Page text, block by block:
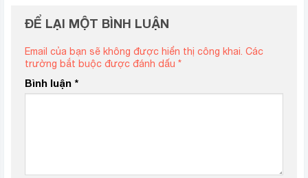
ĐỂ LẠI MỘT BÌNH LUẬN
Email của bạn sẽ không được hiển thị công khai. Các
trường bắt buộc được đánh dấu *
Bình luận *